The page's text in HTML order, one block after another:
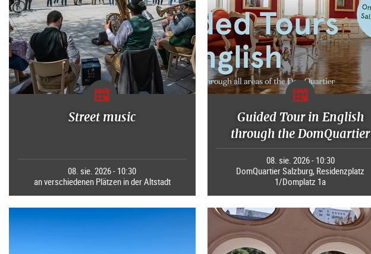
Street music
08. sie. 2026 - 10:30
an verschiedenen Plätzen in der Altstadt
Guided Tour in English
through the DomQuartier
08. sie. 2026 - 10:30
DomQuartier Salzburg, Residenzplatz
1/Domplatz 1a